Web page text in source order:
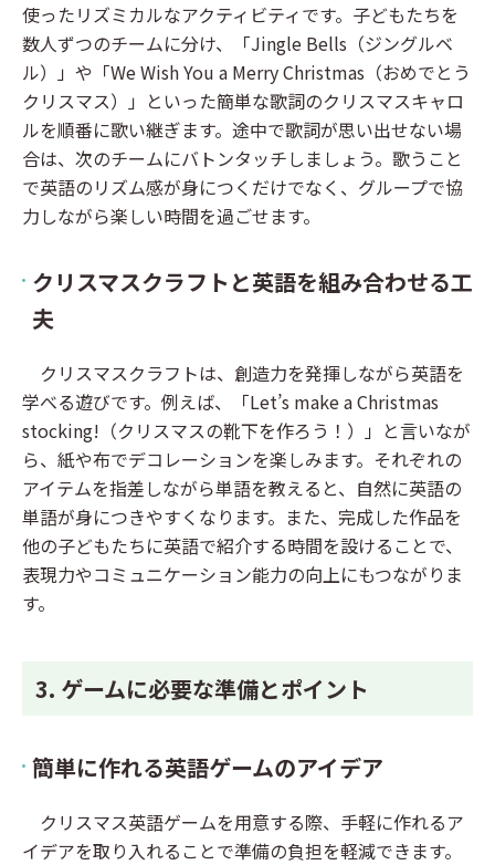
使ったリズミカルなアクティビティです。子どもたちを
数人ずつのチームに分け、「Jingle Bells（ジングルベ
ル）」や「We Wish You a Merry Christmas（おめでとう
クリスマス）」といった簡単な歌詞のクリスマスキャロ
ルを順番に歌い継ぎます。途中で歌詞が思い出せない場
合は、次のチームにバトンタッチしましょう。歌うこと
で英語のリズム感が身につくだけでなく、グループで協
力しながら楽しい時間を過ごせます。
クリスマスクラフトと英語を組み合わせる工
夫
クリスマスクラフトは、創造力を発揮しながら英語を
学べる遊びです。例えば、「Let’s make a Christmas
stocking!（クリスマスの靴下を作ろう！）」と言いなが
ら、紙や布でデコレーションを楽しみます。それぞれの
アイテムを指差しながら単語を教えると、自然に英語の
単語が身につきやすくなります。また、完成した作品を
他の子どもたちに英語で紹介する時間を設けることで、
表現力やコミュニケーション能力の向上にもつながりま
す。
3. ゲームに必要な準備とポイント
簡単に作れる英語ゲームのアイデア
クリスマス英語ゲームを用意する際、手軽に作れるア
イデアを取り入れることで準備の負担を軽減できます。